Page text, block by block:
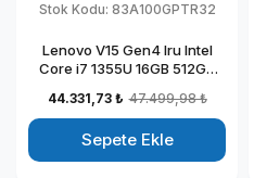
Stok Kodu: 83A100GPTR32
Lenovo V15 Gen4 Iru Intel
Core i7 1355U 16GB 512GB
Pro Taşınabilir Dizüstü
Bilgisayar 883A100GPTR32
44.331,73 ₺ 47.499,98 ₺
Sepete Ekle